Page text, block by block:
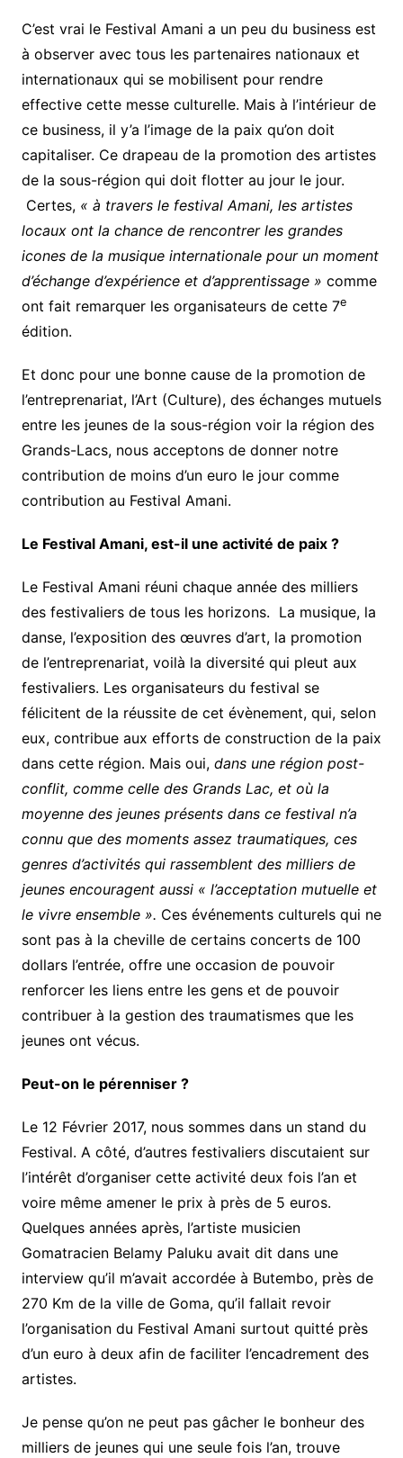
C’est vrai le Festival Amani a un peu du business est
à observer avec tous les partenaires nationaux et
internationaux qui se mobilisent pour rendre
effective cette messe culturelle. Mais à l’intérieur de
ce business, il y’a l’image de la paix qu’on doit
capitaliser. Ce drapeau de la promotion des artistes
de la sous-région qui doit flotter au jour le jour.
Certes, « à travers le festival Amani, les artistes
locaux ont la chance de rencontrer les grandes
icones de la musique internationale pour un moment
d’échange d’expérience et d’apprentissage » comme
ont fait remarquer les organisateurs de cette 7e
édition.
Et donc pour une bonne cause de la promotion de
l’entreprenariat, l’Art (Culture), des échanges mutuels
entre les jeunes de la sous-région voir la région des
Grands-Lacs, nous acceptons de donner notre
contribution de moins d’un euro le jour comme
contribution au Festival Amani.
Le Festival Amani, est-il une activité de paix ?
Le Festival Amani réuni chaque année des milliers
des festivaliers de tous les horizons. La musique, la
danse, l’exposition des œuvres d’art, la promotion
de l’entreprenariat, voilà la diversité qui pleut aux
festivaliers. Les organisateurs du festival se
félicitent de la réussite de cet évènement, qui, selon
eux, contribue aux efforts de construction de la paix
dans cette région. Mais oui,dans une région post-
conflit, comme celle des Grands Lac, et où la
moyenne des jeunes présents dans ce festival n’a
connu que des moments assez traumatiques, ces
genres d’activités qui rassemblent des milliers de
jeunes encouragent aussi « l’acceptation mutuelle et
le vivre ensemble ». Ces événements culturels qui ne
sont pas à la cheville de certains concerts de 100
dollars l’entrée, offre une occasion de pouvoir
renforcer les liens entre les gens et de pouvoir
contribuer à la gestion des traumatismes que les
jeunes ont vécus.
Peut-on le pérenniser ?
Le 12 Février 2017, nous sommes dans un stand du
Festival. A côté, d’autres festivaliers discutaient sur
l’intérêt d’organiser cette activité deux fois l’an et
voire même amener le prix à près de 5 euros.
Quelques années après, l’artiste musicien
Gomatracien Belamy Paluku avait dit dans une
interview qu’il m’avait accordée à Butembo, près de
270 Km de la ville de Goma, qu’il fallait revoir
l’organisation du Festival Amani surtout quitté près
d’un euro à deux afin de faciliter l’encadrement des
artistes.
Je pense qu’on ne peut pas gâcher le bonheur des
milliers de jeunes qui une seule fois l’an, trouve